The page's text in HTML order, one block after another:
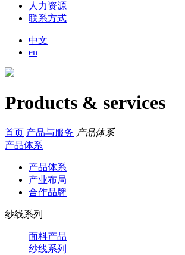
人力资源
联系方式
中文
en
Products & services
首页 产品与服务 产品体系
产品体系
产品体系
产业布局
合作品牌
纱线系列
面料产品
纱线系列